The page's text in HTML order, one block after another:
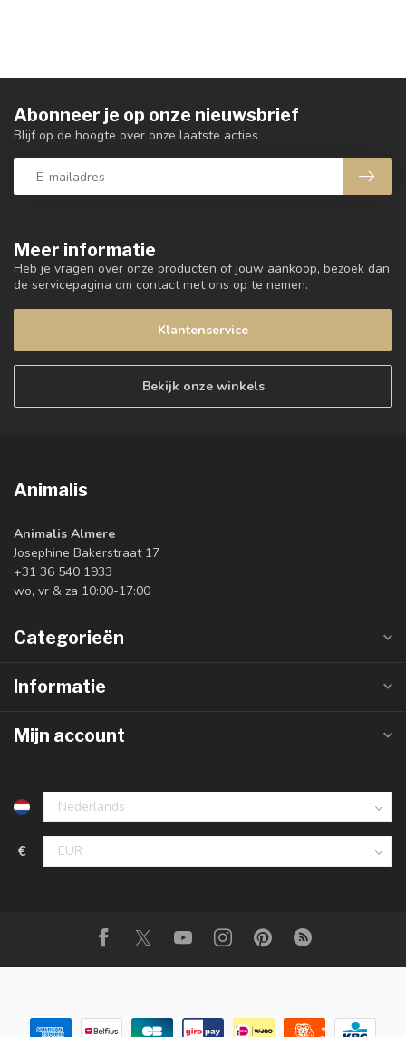
Meer informatie
Heb je vragen over onze producten of jouw aankoop, bezoek dan
de servicepagina om contact met ons op te nemen.
Klantenservice
Bekijk onze winkels
Abonneer je op onze nieuwsbrief
Blijf op de hoogte over onze laatste acties
Animalis
Animalis Almere
Josephine Bakerstraat 17
+31 36 540 1933
wo, vr & za 10:00-17:00
Categorieën
Informatie
Mijn account
€